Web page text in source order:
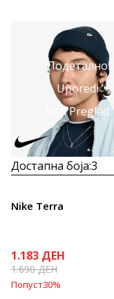
Подетално
Uporedi
Brzi Pregled
Достапна боја:3
Nike Terra
1.183 ДЕН
1.690ДЕН
Попуст30%